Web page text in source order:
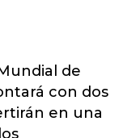
de
con dos
en una